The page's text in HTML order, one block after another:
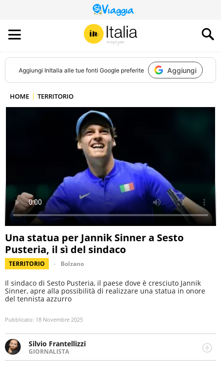
QUESTO
SITO
CONTRIBUISCE
ALL’AUDIENCE
DI
Aggiungi InItalia alle tue fonti Google preferite Aggiungi
HOME TERRITORIO
Una statua per Jannik Sinner a Sesto
Pusteria, il sì del sindaco
TERRITORIO Bolzano
Il sindaco di Sesto Pusteria, il paese dove è cresciuto Jannik
Sinner, apre alla possibilità di realizzare una statua in onore
del tennista azzurro
Pubblicato: 18 Novembre 2025
Silvio Frantellizzi
GIORNALISTA
Giornalista pubblicista. Da oltre dieci anni si occupa di